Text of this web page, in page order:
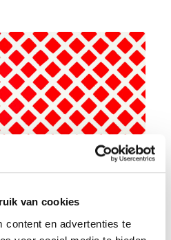
van cookies
content en advertenties te